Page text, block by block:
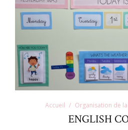
Accueil Organisation de
ENGLISH